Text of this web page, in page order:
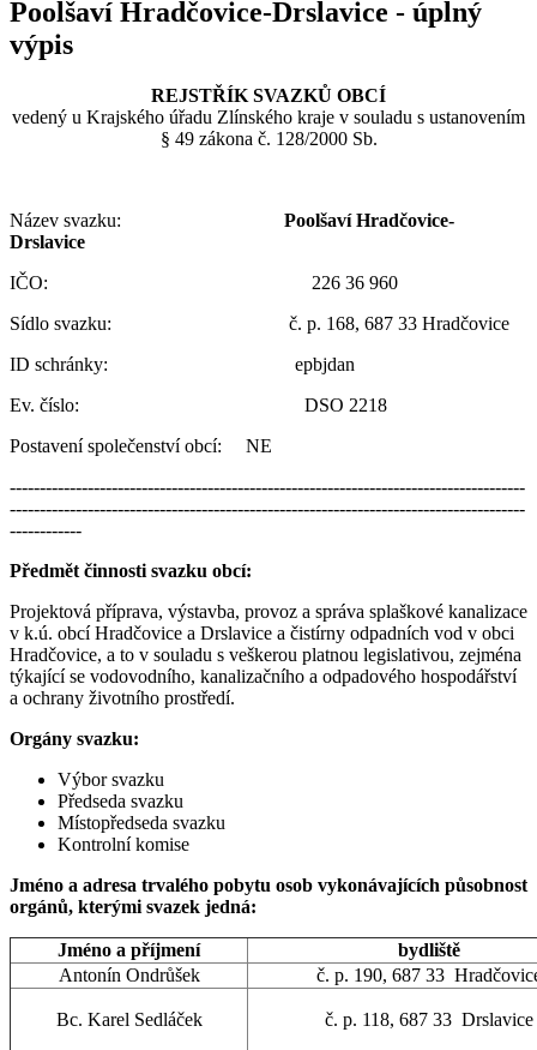
Poolšaví Hradčovice-Drslavice - úplný
výpis
REJSTŘÍK SVAZKŮ OBCÍ
vedený u Krajského úřadu Zlínského kraje v souladu s ustanovením
§ 49 zákona č. 128/2000 Sb.
Název svazku: Poolšaví Hradčovice-
Drslavice
IČO: 226 36 960
Sídlo svazku: č. p. 168, 687 33 Hradčovice
ID schránky: epbjdan
Ev. číslo: DSO 2218
Postavení společenství obcí: NE
--------------------------------------------------------------------------------------
--------------------------------------------------------------------------------------
------------
Předmět činnosti svazku obcí:
Projektová příprava, výstavba, provoz a správa splaškové kanalizace
v k.ú. obcí Hradčovice a Drslavice a čistírny odpadních vod v obci
Hradčovice, a to v souladu s veškerou platnou legislativou, zejména
týkající se vodovodního, kanalizačního a odpadového hospodářství
a ochrany životního prostředí.
Orgány svazku:
Výbor svazku
Předseda svazku
Místopředseda svazku
Kontrolní komise
Jméno a adresa trvalého pobytu osob vykonávajících působnost
orgánů, kterými svazek jedná:
Jméno a příjmení
bydliště
Antonín Ondrůšek
č. p. 190, 687 33
Bc. Karel Sedláček č. p. 118, 687 33 Drslavice